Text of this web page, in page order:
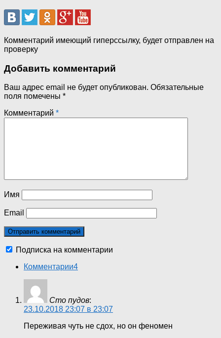
Комментарий имеющий гиперссылку, будет отправлен на
проверку
Добавить комментарий
Ваш адрес email не будет опубликован. Обязательные
поля помечены *
Комментарий *
Имя
Email
Подписка на комментарии
Комментарии4
Сто пудов:
23.10.2018 23:07 в 23:07
Переживая чуть не сдох, но он феномен